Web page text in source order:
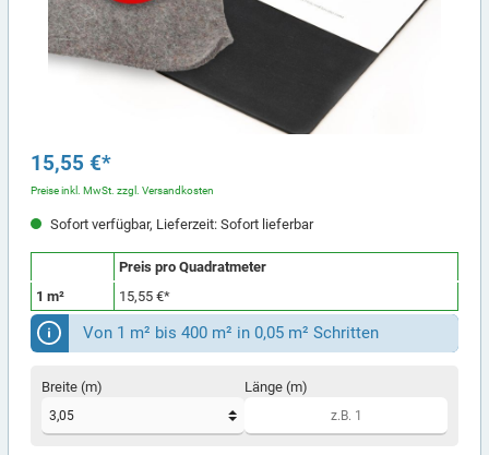
15,55 €*
Preise inkl. MwSt. zzgl. Versandkosten
Sofort verfügbar, Lieferzeit: Sofort lieferbar
Preis pro Quadratmeter
1 m²
15,55 €*
Von 1 m² bis 400 m² in 0,05 m² Schritten
Breite (m) Länge (m)